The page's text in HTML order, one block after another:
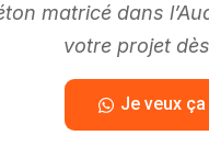
matricé dans
votre projet
Je veux